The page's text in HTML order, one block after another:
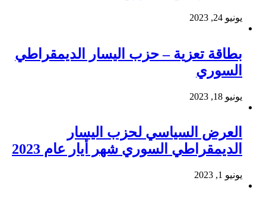
يونيو 24, 2023
بطاقة تعزية – حزب اليسار الديمقراطي
السوري
يونيو 18, 2023
العرض السياسي لحزب اليسار
الديمقراطي السوري شهر أيار عام 2023
يونيو 1, 2023